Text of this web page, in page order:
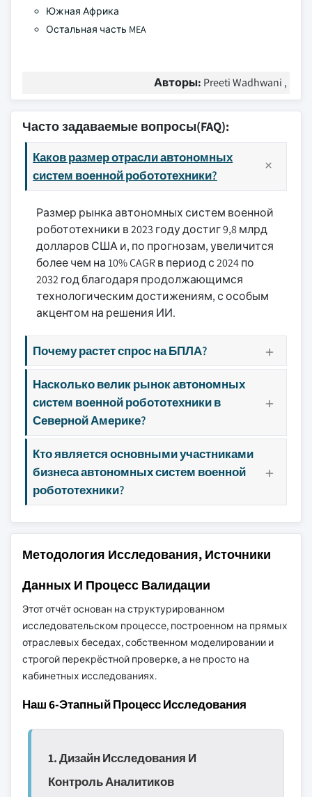
Южная Африка
Остальная часть MEA
Авторы: Preeti Wadhwani ,
Часто задаваемые вопросы(FAQ):
Каков размер отрасли автономных
систем военной робототехники?
Размер рынка автономных систем военной
робототехники в 2023 году достиг 9,8 млрд
долларов США и, по прогнозам, увеличится
более чем на 10% CAGR в период с 2024 по
2032 год благодаря продолжающимся
технологическим достижениям, с особым
акцентом на решения ИИ.
Почему растет спрос на БПЛА?
Насколько велик рынок автономных
систем военной робототехники в
Северной Америке?
Кто является основными участниками
бизнеса автономных систем военной
робототехники?
Методология Исследования, Источники
Данных И Процесс Валидации
Этот отчёт основан на структурированном
исследовательском процессе, построенном на прямых
отраслевых беседах, собственном моделировании и
строгой перекрёстной проверке, а не просто на
кабинетных исследованиях.
Наш 6-Этапный Процесс Исследования
1. Дизайн Исследования И
Контроль Аналитиков